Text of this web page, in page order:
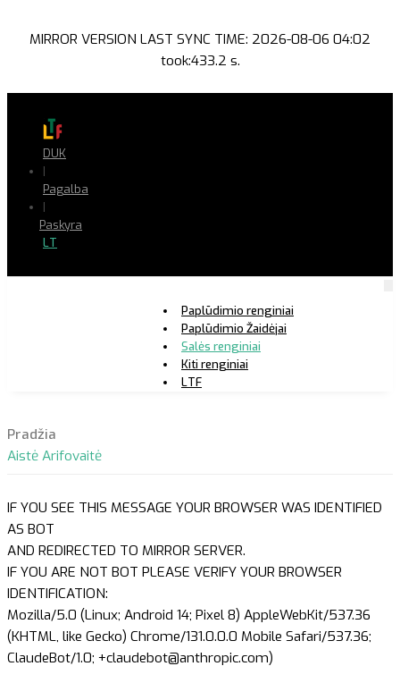
MIRROR VERSION LAST SYNC TIME: 2026-08-06 04:02
took:433.2 s.
DUK
|
Pagalba
|
Paskyra
LT
Paplūdimio renginiai
Paplūdimio Žaidėjai
Salės renginiai
Kiti renginiai
LTF
Pradžia
Aistė Arifovaitė
IF YOU SEE THIS MESSAGE YOUR BROWSER WAS IDENTIFIED
AS BOT
AND REDIRECTED TO MIRROR SERVER.
IF YOU ARE NOT BOT PLEASE VERIFY YOUR BROWSER
IDENTIFICATION:
Mozilla/5.0 (Linux; Android 14; Pixel 8) AppleWebKit/537.36
(KHTML, like Gecko) Chrome/131.0.0.0 Mobile Safari/537.36;
ClaudeBot/1.0; +claudebot@anthropic.com)